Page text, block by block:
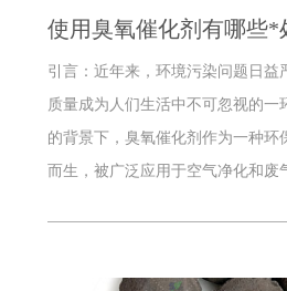
使用臭氧催化剂有哪些*
引言：近年来，环境污染问题日益
质量成为人们生活中不可忽视的一
的背景下，臭氧催化剂作为一种环
而生，被广泛应用于空气净化和废